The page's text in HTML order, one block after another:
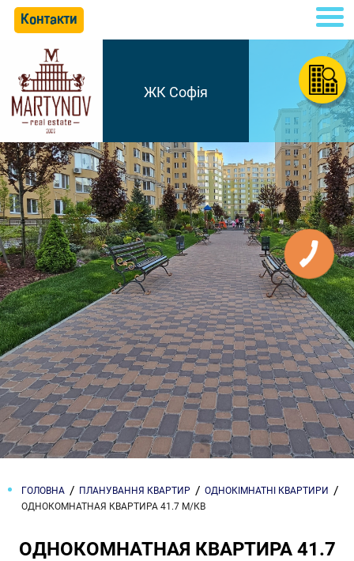
Контакти
ЖК Софія
ГОЛОВНА ПЛАНУВАННЯ КВАРТИР
ОДНОКІМНАТНІ КВАРТИРИ
ОДНОКОМНАТНАЯ КВАРТИРА 41.7 М/КВ
ОДНОКОМНАТНАЯ КВАРТИРА 41.7